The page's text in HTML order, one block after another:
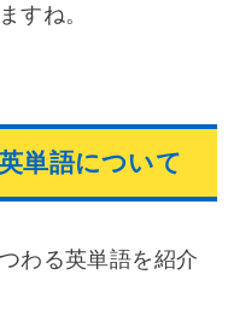
すね。
単語について
わる英単語を紹介